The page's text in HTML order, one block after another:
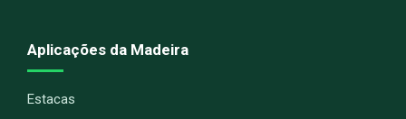
Aplicações da Madeira
Estacas